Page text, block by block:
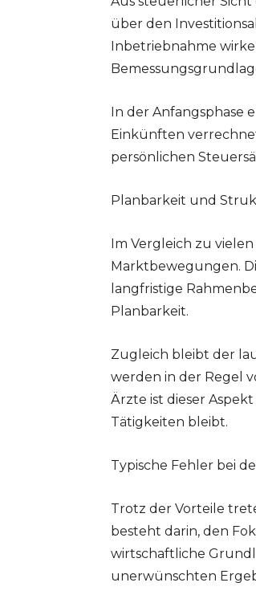
über den
Inbetriebnahme
In der Anfangsphase
Einkünften
persönlichen
Planbarkeit und
Im Vergleich zu
Marktbewegungen.
langfristige
Planbarkeit.
Zugleich bleibt der
werden in der Regel
Ärzte ist dieser
Tätigkeiten bleibt.
Typische Fehler bei
Trotz der Vorteile
besteht darin, den
wirtschaftliche
unerwünschten